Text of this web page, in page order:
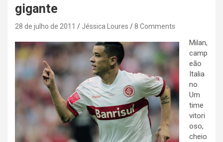
gigante
28 de julho de 2011 Jéssica Loures 8 Comments
Milan,
camp
eão
Italia
no.
Um
time
vitori
oso,
cheio